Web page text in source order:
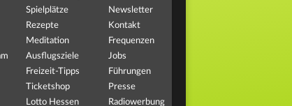
Spielplätze
Rezepte
Meditation
Ausflugsziele
Freizeit-Tipps
Ticketshop
Lotto Hessen
Newsletter
Kontakt
Frequenzen
Jobs
Führungen
Presse
Radiowerbung